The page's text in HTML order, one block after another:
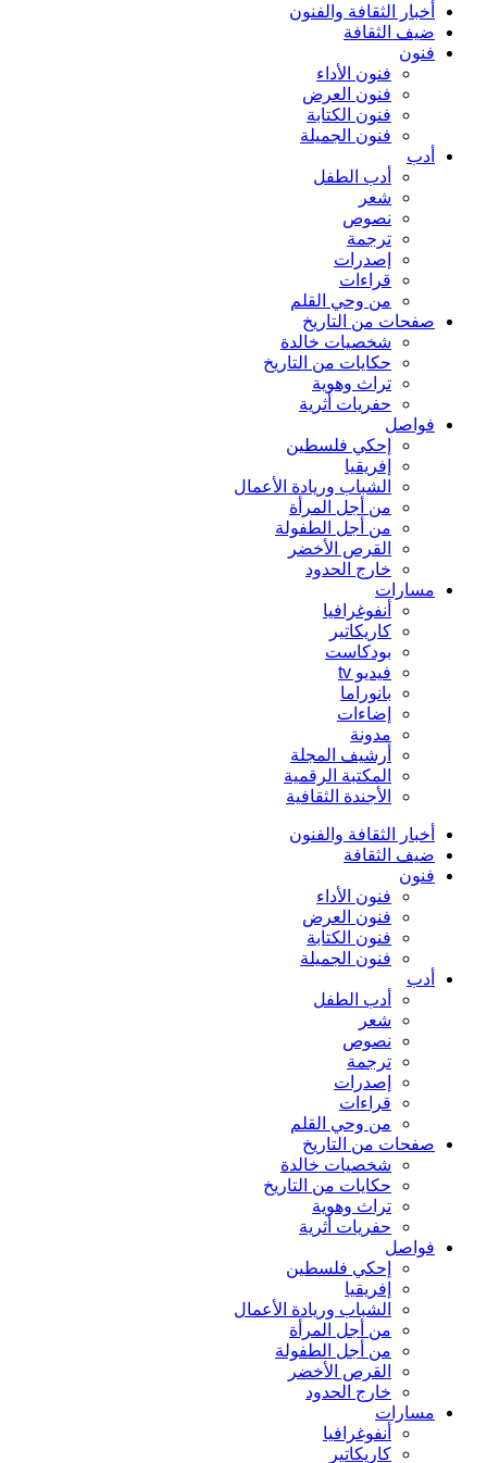
أخبار الثقافة والفنون
ضيف الثقافة
فنون
فنون الأداء
فنون العرض
فنون الكتابة
فنون الجميلة
أدب
أدب الطفل
شعر
نصوص
ترجمة
إصدرات
قراءات
من وحي القلم
صفحات من التاريخ
شخصيات خالدة
حكايات من التاريخ
تراث وهوية
حفريات أثرية
فواصل
إحكي فلسطين
إفريقيا
الشباب وريادة الأعمال
من أجل المرأة
من أجل الطفولة
القرص الأخضر
خارج الحدود
مسارات
أنفوغرافيا
كاريكاتير
بودكاست
فيديو tv
بانوراما
إضاءات
مدونة
أرشيف المجلة
المكتبة الرقمية
الأجندة الثقافية
أخبار الثقافة والفنون
ضيف الثقافة
فنون
فنون الأداء
فنون العرض
فنون الكتابة
فنون الجميلة
أدب
أدب الطفل
شعر
نصوص
ترجمة
إصدرات
قراءات
من وحي القلم
صفحات من التاريخ
شخصيات خالدة
حكايات من التاريخ
تراث وهوية
حفريات أثرية
فواصل
إحكي فلسطين
إفريقيا
الشباب وريادة الأعمال
من أجل المرأة
من أجل الطفولة
القرص الأخضر
خارج الحدود
مسارات
أنفوغرافيا
كاريكاتير